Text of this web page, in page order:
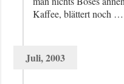
Kaffee, blättert noch …
Juli, 2003